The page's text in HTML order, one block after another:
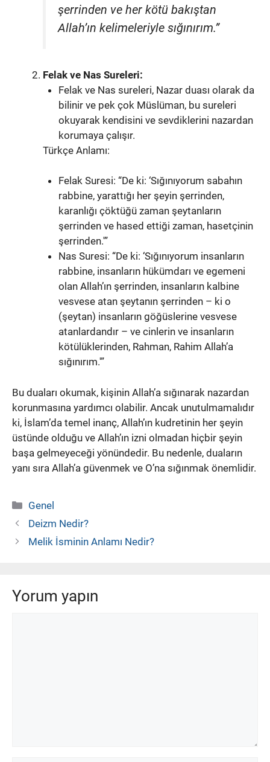
şerrinden ve her kötü bakıştan
Allah’ın kelimeleriyle sığınırım.”
Felak ve Nas Sureleri:
Felak ve Nas sureleri, Nazar duası olarak da
bilinir ve pek çok Müslüman, bu sureleri
okuyarak kendisini ve sevdiklerini nazardan
korumaya çalışır.
Türkçe Anlamı:
Felak Suresi: “De ki: ‘Sığınıyorum sabahın
rabbine, yarattığı her şeyin şerrinden,
karanlığı çöktüğü zaman şeytanların
şerrinden ve hased ettiği zaman, hasetçinin
şerrinden.'”
Nas Suresi: “De ki: ‘Sığınıyorum insanların
rabbine, insanların hükümdarı ve egemeni
olan Allah’ın şerrinden, insanların kalbine
vesvese atan şeytanın şerrinden – ki o
(şeytan) insanların göğüslerine vesvese
atanlardandır – ve cinlerin ve insanların
kötülüklerinden, Rahman, Rahim Allah’a
sığınırım.'”
Bu duaları okumak, kişinin Allah’a sığınarak nazardan
korunmasına yardımcı olabilir. Ancak unutulmamalıdır
ki, İslam’da temel inanç, Allah’ın kudretinin her şeyin
üstünde olduğu ve Allah’ın izni olmadan hiçbir şeyin
başa gelmeyeceği yönündedir. Bu nedenle, duaların
yanı sıra Allah’a güvenmek ve O’na sığınmak önemlidir.
Kategoriler
Genel
Deizm Nedir?
Melik İsminin Anlamı Nedir?
Yorum yapın